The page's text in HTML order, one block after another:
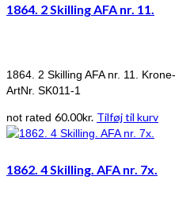
1864. 2 Skilling AFA nr. 11.
1864. 2 Skilling AFA nr. 11.
ArtNr. SK011-1
not rated 60.00kr. Tilføj til kurv
1862. 4 Skilling. AFA nr. 7x.